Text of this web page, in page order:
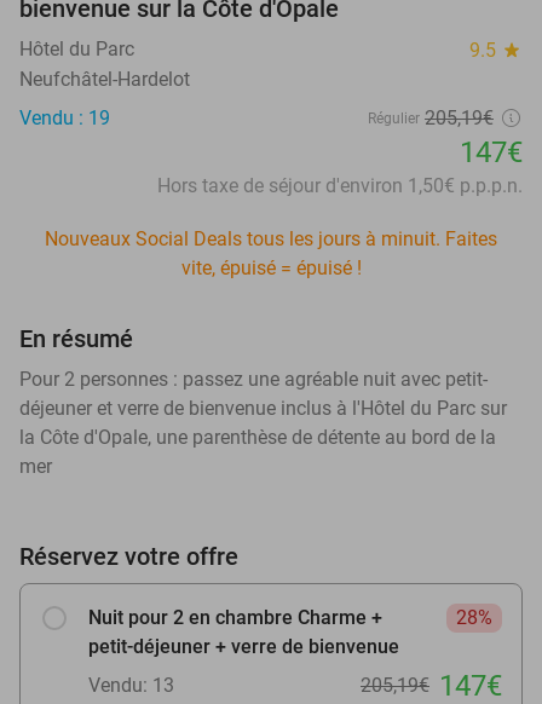
bienvenue sur la Côte d'Opale
Hôtel du Parc 9.5 star
Neufchâtel-Hardelot
Vendu : 19
Régulier 205,19€
147€
Hors taxe de séjour d'environ 1,50€ p.p.p.n.
Nouveaux Social Deals tous les jours à minuit. Faites
vite, épuisé = épuisé !
En résumé
Pour 2 personnes : passez une agréable nuit avec petit-
déjeuner et verre de bienvenue inclus à l'Hôtel du Parc sur
la Côte d'Opale, une parenthèse de détente au bord de la
mer
Réservez votre offre
Nuit pour 2 en chambre Charme +
petit-déjeuner + verre de bienvenue
28%
Vendu: 13 205,19€ 147€